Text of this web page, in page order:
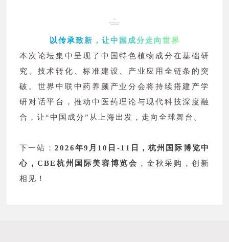
以传承致新，让中国成分走向世界
本次论坛集中呈现了中国特色植物成分在基础研
究、技术转化、标准建设、产业应用全链条的突
破。世界中联中药养颜产业分会将持续搭建产学
研对话平台，推动中医药理论与现代科技深度融
合，让“中国成分”从上海出发，走向全球舞台。
下一站： 2026年9月10日-11日，杭州国际博览中
心，CBE杭州国际美容博览会 ，金秋采购，创新
相见！